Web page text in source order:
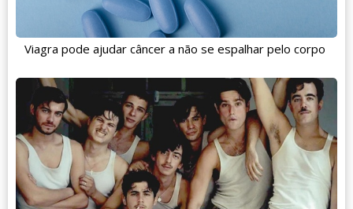
Viagra pode ajudar câncer a não se espalhar pelo corpo